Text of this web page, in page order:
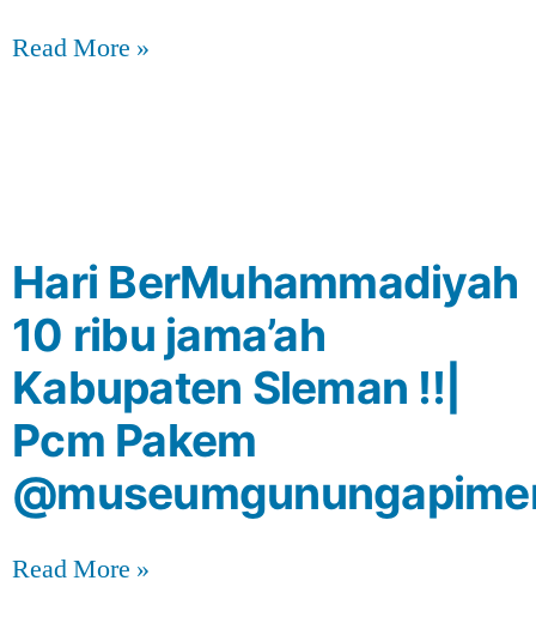
Read More »
Hari BerMuhammadiyah
10 ribu jama’ah
Kabupaten Sleman !!|
Pcm Pakem
Read More »